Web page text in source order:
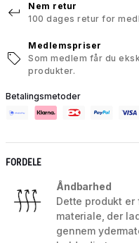
Nem retur
100 dages retur for
Medlemspriser
Som medlem får du
produkter.
Betalingsmetoder
FORDELE
Åndbarhed
Dette produkt
materiale, der
gennem